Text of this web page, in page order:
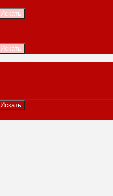
Искать
Искать
Искать